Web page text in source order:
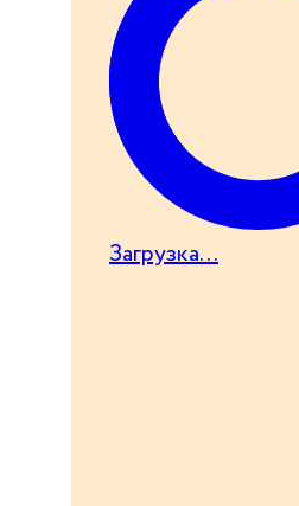
Загрузка...